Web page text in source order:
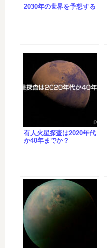
2030年の世界を予想する
有人火星探査は2020年代
か40年までか？